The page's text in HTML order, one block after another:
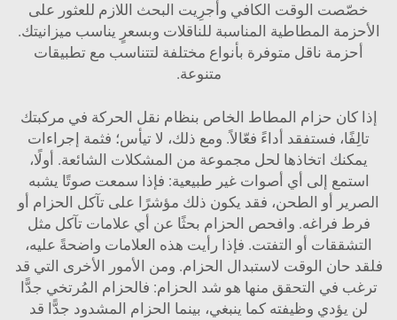
خصّصت الوقت الكافي وأجرِيت البحث اللازم للعثور على
الأحزمة المطاطية المناسبة للناقلات وبسعرٍ يناسب ميزانيتك.
أحزمة ناقل متوفرة بأنواع مختلفة لتتناسب مع تطبيقات
متنوعة.
إذا كان حزام المطاط الخاص بنظام نقل الحركة في مركبتك
تالِفًا، فستفقد أداءً فعّالاً. ومع ذلك، لا تيأس؛ فثمة إجراءات
يمكنك اتخاذها لحل مجموعة من المشكلات الشائعة. أولًا،
استمع إلى أي أصوات غير طبيعية: فإذا سمعت صوتًا يشبه
الصرير أو الطحن، فقد يكون ذلك مؤشرًا على تآكل الحزام أو
فرط فراغه. وافحص الحزام بحثًا عن أي علامات تآكل مثل
التشققات أو التفتت. فإذا رأيت هذه العلامات واضحةً عليه،
فلقد حان الوقت لاستبدال الحزام. ومن الأمور الأخرى التي قد
ترغب في التحقق منها هو شد الحزام: فالحزام المُرتخي جدًّا
لن يؤدي وظيفته كما ينبغي، بينما الحزام المشدود جدًّا قد